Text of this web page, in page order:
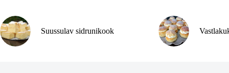
Suussulav sidrunikook